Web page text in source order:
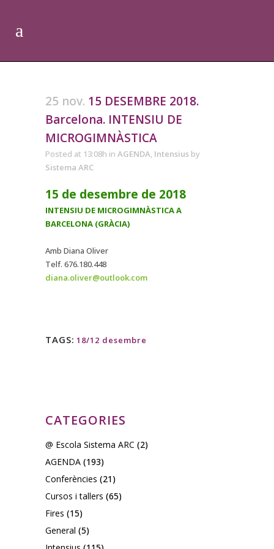
25 nov. 15 DESEMBRE 2018.
Barcelona. INTENSIU DE
MICROGIMNÀSTICA
Posted at 13:08h in AGENDA, Intensius by
Sistema ARC
15 de desembre de 2018
INTENSIU DE MICROGIMNÀSTICA A
BARCELONA (GRÀCIA)
Amb Diana Oliver
Telf. 676.180.448
diana.oliver@outlook.com
TAGS: 18/12 desembre
CATEGORIES
@ Escola Sistema ARC (2)
AGENDA (193)
Conferències (21)
Cursos i tallers (65)
Fires (15)
General (5)